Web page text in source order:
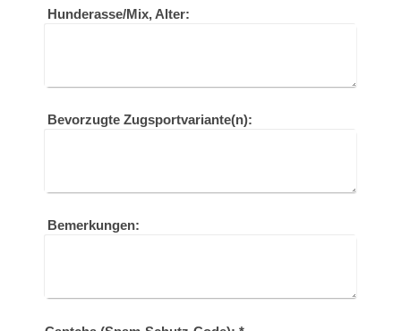
Hunderasse/Mix, Alter:
Bevorzugte Zugsportvariante(n):
Bemerkungen: